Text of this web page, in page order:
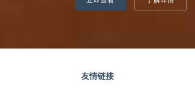
友情链接